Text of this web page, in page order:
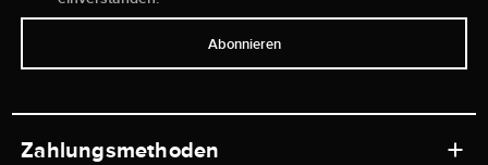
Abonnieren
Zahlungsmethoden